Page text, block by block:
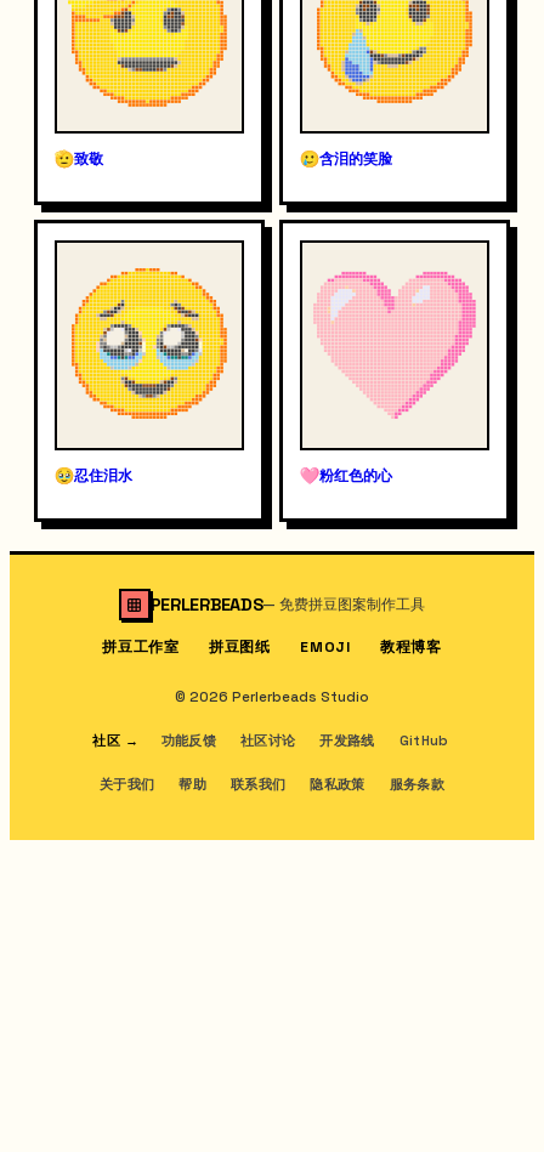
致敬 含泪的笑脸
忍住泪水 粉红色的心
PERLERBEADS—免费拼豆图案制作工具
拼豆工作室 拼豆图纸 EMOJI 教程博客
© 2026 Perlerbeads Studio
社区 → 功能反馈 社区讨论 开发路线 GitHub
关于我们 帮助 联系我们 隐私政策 服务条款